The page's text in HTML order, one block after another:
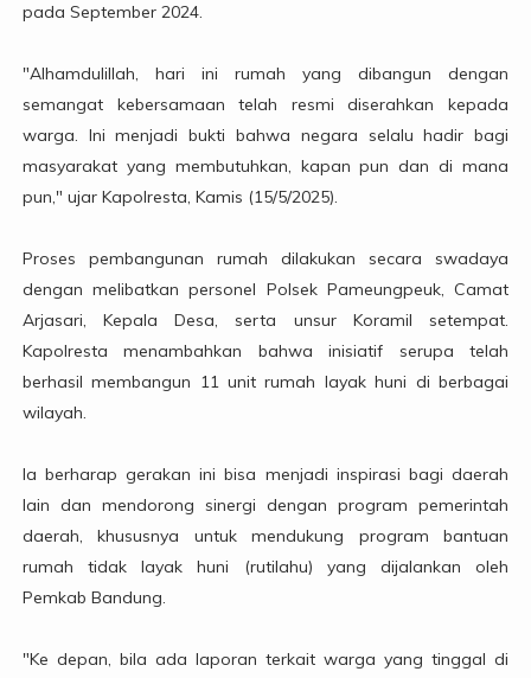
pada September 2024.
"Alhamdulillah, hari ini rumah yang dibangun dengan
semangat kebersamaan telah resmi diserahkan kepada
warga. Ini menjadi bukti bahwa negara selalu hadir bagi
masyarakat yang membutuhkan, kapan pun dan di mana
pun," ujar Kapolresta, Kamis (15/5/2025).
Proses pembangunan rumah dilakukan secara swadaya
dengan melibatkan personel Polsek Pameungpeuk, Camat
Arjasari, Kepala Desa, serta unsur Koramil setempat.
Kapolresta menambahkan bahwa inisiatif serupa telah
berhasil membangun 11 unit rumah layak huni di berbagai
wilayah.
Ia berharap gerakan ini bisa menjadi inspirasi bagi daerah
lain dan mendorong sinergi dengan program pemerintah
daerah, khususnya untuk mendukung program bantuan
rumah tidak layak huni (rutilahu) yang dijalankan oleh
Pemkab Bandung.
"Ke depan, bila ada laporan terkait warga yang tinggal di